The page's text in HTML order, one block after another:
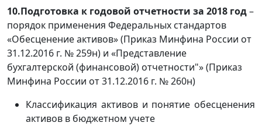
10.Подготовка к годовой отчетности за 2018 год–
порядок применения Федеральных стандартов
«Обесценение активов» (Приказ Минфина России от
31.12.2016 г. № 259н) и «Представление
бухгалтерской (финансовой) отчетности"» (Приказ
Минфина России от 31.12.2016 г. № 260н)
Классификация активов и понятие обесценения
активов в бюджетном учете